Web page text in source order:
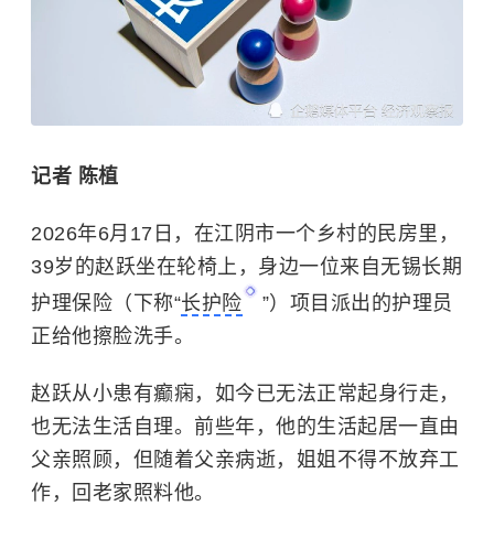
记者 陈植
2026年6月17日，在江阴市一个乡村的民房里，
39岁的赵跃坐在轮椅上，身边一位来自无锡长期
护理保险（下称“长护险
”）项目派出的护理员
正给他擦脸洗手。
赵跃从小患有癫痫，如今已无法正常起身行走，
也无法生活自理。前些年，他的生活起居一直由
父亲照顾，但随着父亲病逝，姐姐不得不放弃工
作，回老家照料他。